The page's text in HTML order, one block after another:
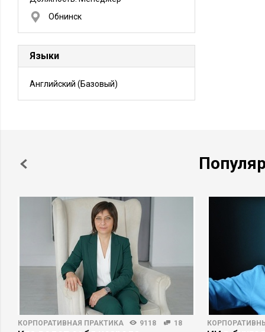
Обнинск
Языки
Английский (Базовый)
КОРПОРАТИВНАЯ ПРАКТИКА 9118 18